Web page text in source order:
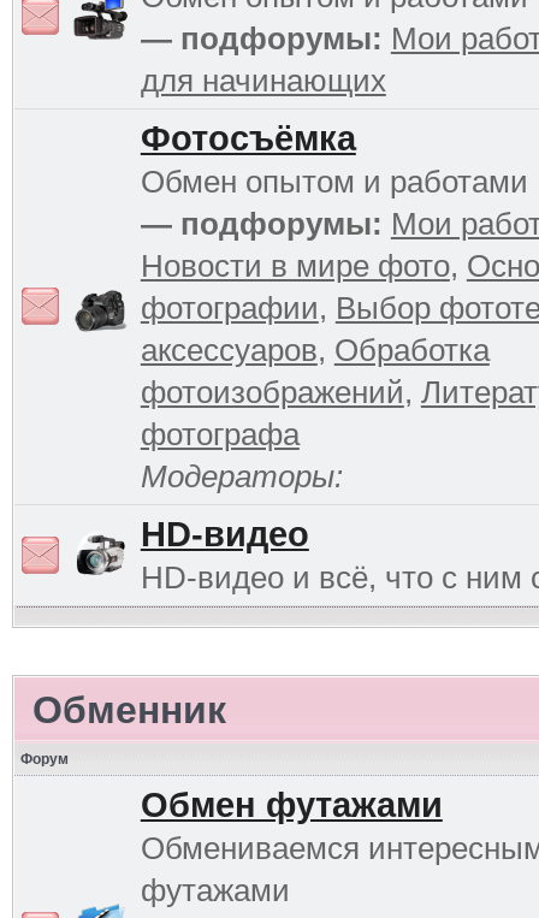
— подфорумы: Мои
для начинающих
Фотосъёмка
Обмен опытом и работами
— подфорумы: Мои
Новости в мире фото,
фотографии, Выбор
аксессуаров, Обработка
фотоизображений,
фотографа
Модераторы:
HD-видео
HD-видео и всё, что с ним
Обменник
Форум
Обмен футажами
Обмениваемся
футажами